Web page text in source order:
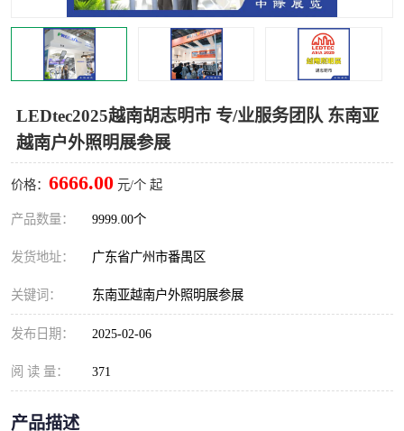
LEDtec2025越南胡志明市 专/业服务团队 东南亚
越南户外照明展参展
价格： 6666.00 元/个 起
产品数量： 9999.00个
发货地址： 广东省广州市番禺区
关键词： 东南亚越南户外照明展参展
发布日期： 2025-02-06
阅 读 量： 371
产品描述